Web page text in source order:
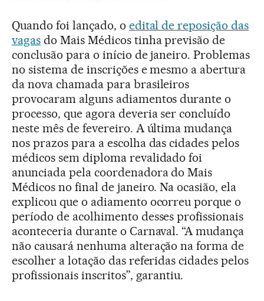
Quando foi lançado, o edital de reposição das
vagasdo Mais Médicos tinha previsão de
conclusão para o início de janeiro. Problemas
no sistema de inscrições e mesmo a abertura
da nova chamada para brasileiros
provocaram alguns adiamentos durante o
processo, que agora deveria ser concluído
neste mês de fevereiro. A última mudança
nos prazos para a escolha das cidades pelos
médicos sem diploma revalidado foi
anunciada pela coordenadora do Mais
Médicos no final de janeiro. Na ocasião, ela
explicou que o adiamento ocorreu porque o
período de acolhimento desses profissionais
aconteceria durante o Carnaval. “A mudança
não causará nenhuma alteração na forma de
escolher a lotação das referidas cidades pelos
profissionais inscritos”, garantiu.